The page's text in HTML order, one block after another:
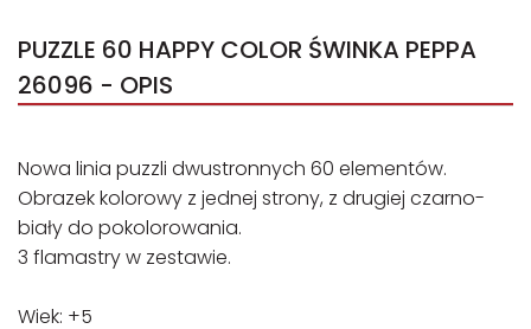
PUZZLE 60 HAPPY COLOR ŚWINKA PEPPA
26096 - OPIS
Nowa linia puzzli dwustronnych 60 elementów.
Obrazek kolorowy z jednej strony, z drugiej czarno-
biały do pokolorowania.
3 flamastry w zestawie.
Wiek: +5